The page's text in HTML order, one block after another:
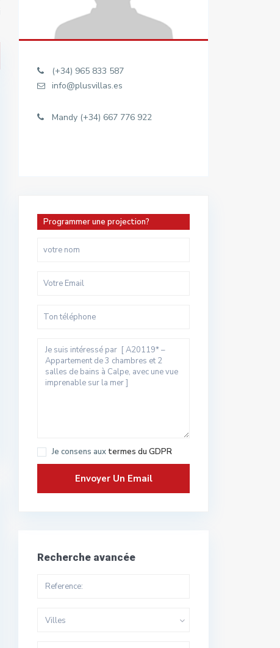
(+34) 965 833 587
info@plusvillas.es
Mandy (+34) 667 776 922
Programmer une projection?
Je consens aux termes du GDPR
Recherche avancée
Villes